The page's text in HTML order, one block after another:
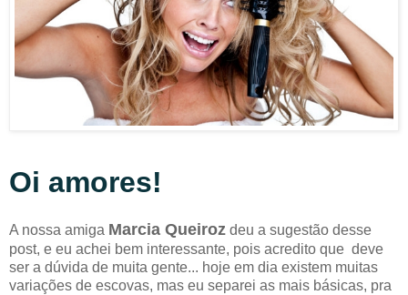
Oi amores!
A nossa amiga Marcia Queiroz deu a sugestão desse
post, e eu achei bem interessante, pois acredito que deve
ser a dúvida de muita gente... hoje em dia existem muitas
variações de escovas, mas eu separei as mais básicas, pra